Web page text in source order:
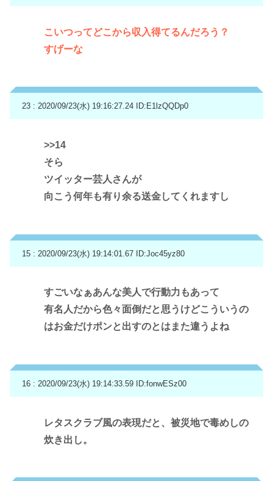
こいつってどこから収入得てるんだろう？
すげーな
23 : 2020/09/23(水) 19:16:27.24 ID:E1lzQQDp0
>>14
そら
ツイッター芸人さんが
向こう何年も有り余る送金してくれますし
15 : 2020/09/23(水) 19:14:01.67 ID:Joc45yz80
すごいなぁあんな美人で行動力もあって
有名人だから色々面倒だと思うけどこういうの
はお金だけポンと出すのとはまた違うよね
16 : 2020/09/23(水) 19:14:33.59 ID:fonwESz00
レタスクラブ風の表現だと、被災地で毒めしの
炊き出し。